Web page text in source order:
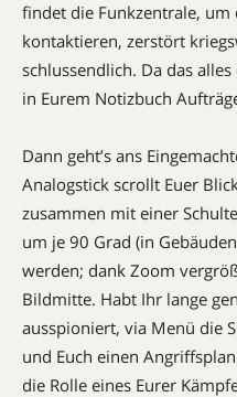
findet die Funkzentrale, um
kontaktieren, zerstört
schlussendlich. Da das
in Eurem Notiz­buch
Dann geht’s ans
Analogstick scrollt Euer
zusammen mit einer
um je 90 Grad (in
werden; dank Zoom
Bildmitte. Habt Ihr lange
ausspioniert, via Menü die
und Euch einen
die Rolle eines Eurer